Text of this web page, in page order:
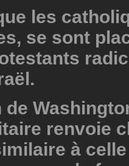
les
se sont
renvoie
à celle